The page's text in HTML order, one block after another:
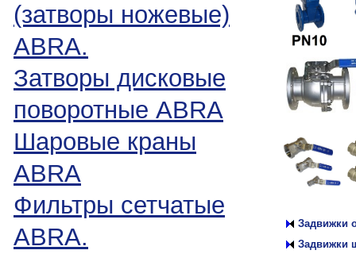
(затворы ножевые)
ABRA.
Затворы дисковые
поворотные ABRA
Шаровые краны
ABRA
Фильтры сетчатые
ABRA.
Задвижки
Задвижки